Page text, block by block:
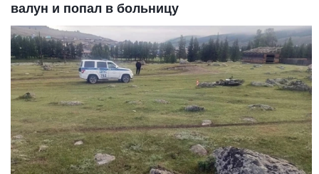
валун и попал в больницу